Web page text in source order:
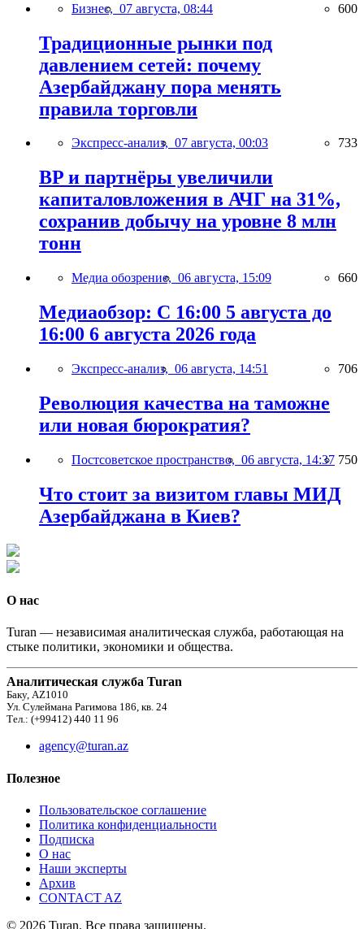
Бизнес, 07 августа, 08:44 600
Традиционные рынки под
давлением сетей: почему
Азербайджану пора менять
правила торговли
Экспресс-анализ, 07 августа, 00:03 733
BP и партнёры увеличили
капиталовложения в АЧГ на 31%,
сохранив добычу на уровне 8 млн
тонн
Медиа обозрение, 06 августа, 15:09 660
Медиаобзор: С 16:00 5 августа до
16:00 6 августа 2026 года
Экспресс-анализ, 06 августа, 14:51 706
Революция качества на таможне
или новая бюрократия?
Постсоветское пространство, 06 августа, 14:37 750
Что стоит за визитом главы МИД
Азербайджана в Киев?
О нас
Turan — независимая аналитическая служба, работающая на
стыке политики, экономики и общества.
Аналитическая служба Turan
Баку, AZ1010
Ул. Сулеймана Рагимова 186, кв. 24
Тел.: (+99412) 440 11 96
agency@turan.az
Полезное
Пользовательское соглашение
Политика конфиденциальности
Подписка
О нас
Наши эксперты
Архив
CONTACT AZ
© 2026 Turan. Все права защищены.